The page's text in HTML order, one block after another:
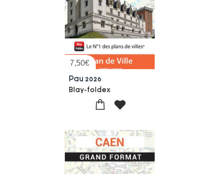
7,50€
Pau 2026
Blay-foldex